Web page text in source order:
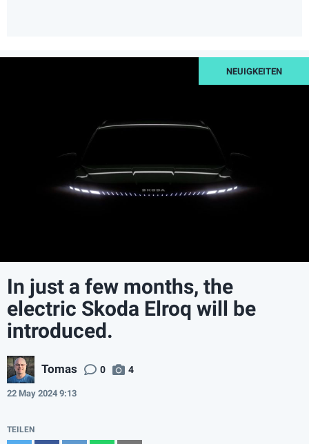
In just a few months, the
electric Skoda Elroq will be
introduced.
Tomas 0 4
22 May 2024 9:13